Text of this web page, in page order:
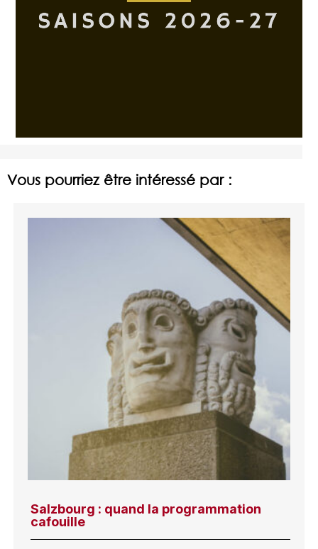
Vous pourriez être intéressé par :
Salzbourg : quand la programmation
cafouille